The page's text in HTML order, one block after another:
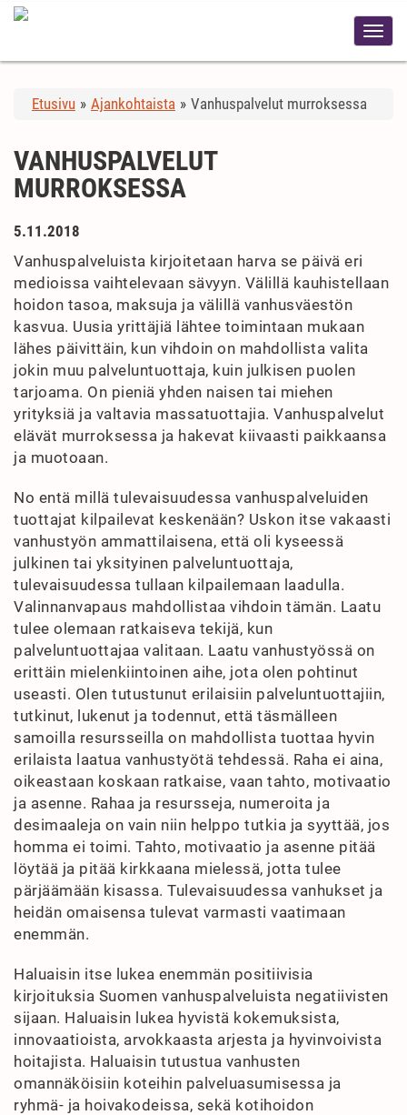
Etusivu » Ajankohtaista » Vanhuspalvelut murroksessa
VANHUSPALVELUT
MURROKSESSA
5.11.2018
Vanhuspalveluista kirjoitetaan harva se päivä eri
medioissa vaihtelevaan sävyyn. Välillä kauhistellaan
hoidon tasoa, maksuja ja välillä vanhusväestön
kasvua. Uusia yrittäjiä lähtee toimintaan mukaan
lähes päivittäin, kun vihdoin on mahdollista valita
jokin muu palveluntuottaja, kuin julkisen puolen
tarjoama. On pieniä yhden naisen tai miehen
yrityksiä ja valtavia massatuottajia. Vanhuspalvelut
elävät murroksessa ja hakevat kiivaasti paikkaansa
ja muotoaan.
No entä millä tulevaisuudessa vanhuspalveluiden
tuottajat kilpailevat keskenään? Uskon itse vakaasti
vanhustyön ammattilaisena, että oli kyseessä
julkinen tai yksityinen palveluntuottaja,
tulevaisuudessa tullaan kilpailemaan laadulla.
Valinnanvapaus mahdollistaa vihdoin tämän. Laatu
tulee olemaan ratkaiseva tekijä, kun
palveluntuottajaa valitaan. Laatu vanhustyössä on
erittäin mielenkiintoinen aihe, jota olen pohtinut
useasti. Olen tutustunut erilaisiin palveluntuottajiin,
tutkinut, lukenut ja todennut, että täsmälleen
samoilla resursseilla on mahdollista tuottaa hyvin
erilaista laatua vanhustyötä tehdessä. Raha ei aina,
oikeastaan koskaan ratkaise, vaan tahto, motivaatio
ja asenne. Rahaa ja resursseja, numeroita ja
desimaaleja on vain niin helppo tutkia ja syyttää, jos
homma ei toimi. Tahto, motivaatio ja asenne pitää
löytää ja pitää kirkkaana mielessä, jotta tulee
pärjäämään kisassa. Tulevaisuudessa vanhukset ja
heidän omaisensa tulevat varmasti vaatimaan
enemmän.
Haluaisin itse lukea enemmän positiivisia
kirjoituksia Suomen vanhuspalveluista negatiivisten
sijaan. Haluaisin lukea hyvistä kokemuksista,
innovaatioista, arvokkaasta arjesta ja hyvinvoivista
hoitajista. Haluaisin tutustua vanhusten
omannäköisiin koteihin palveluasumisessa ja
ryhmä- ja hoivakodeissa, sekä kotihoidon